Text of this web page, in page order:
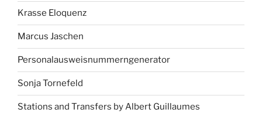
Krasse Eloquenz
Marcus Jaschen
Personalausweisnummerngenerator
Sonja Tornefeld
Stations and Transfers by Albert Guillaumes